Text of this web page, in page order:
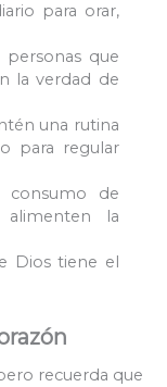
para orar,
personas que
la verdad de
una rutina
para regular
consumo de
la
Dios tiene el
recuerda que